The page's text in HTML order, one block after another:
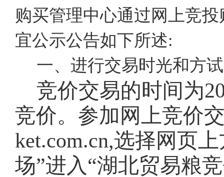
购买管理中心通过网上竞
宜公示公告如下所述:
一、进行交易时光和方试
竞价交易的时间为
竞价。参加网上竞价
ket.com.cn,选择网页
场”进入“湖北贸易粮